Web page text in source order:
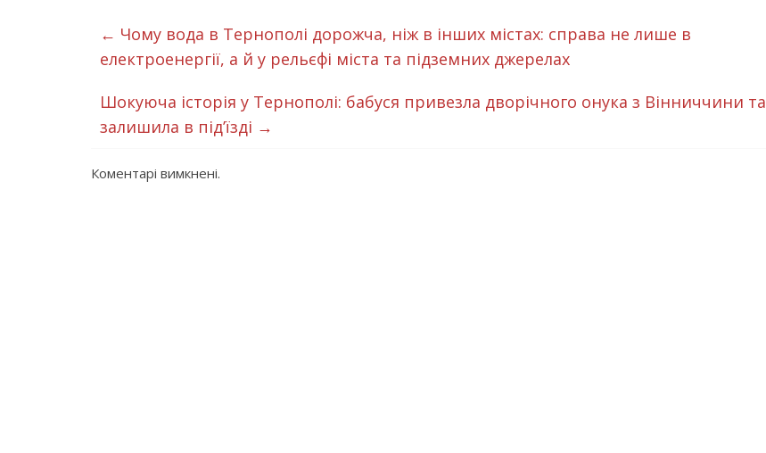
← Чому вода в Тернополі дорожча, ніж в інших містах: справа не лише в
електроенергії, а й у рельєфі міста та підземних джерелах
Шокуюча історія у Тернополі: бабуся привезла дворічного онука з Вінниччини та
залишила в під’їзді →
Коментарі вимкнені.